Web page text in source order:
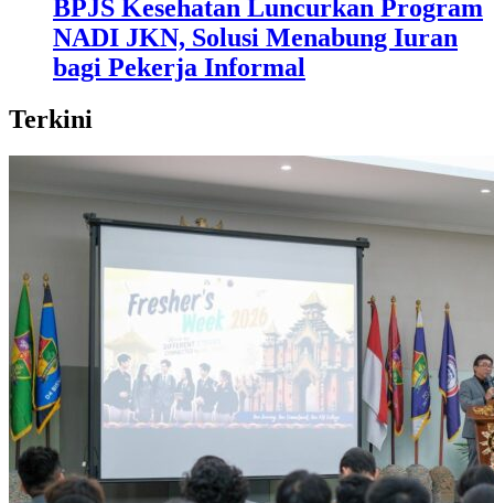
BPJS Kesehatan Luncurkan Program
NADI JKN, Solusi Menabung Iuran
bagi Pekerja Informal
Terkini